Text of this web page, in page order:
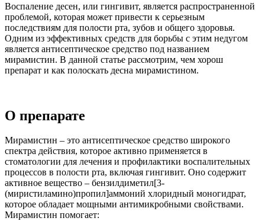
Воспаление десен, или гингивит, является распространенной
проблемой, которая может привести к серьезным
последствиям для полости рта, зубов и общего здоровья.
Одним из эффективных средств для борьбы с этим недугом
является антисептическое средство под названием
мирамистин. В данной статье рассмотрим, чем хорош
препарат и как полоскать десна мирамистином.
О препарате
Мирамистин – это антисептическое средство широкого
спектра действия, которое активно применяется в
стоматологии для лечения и профилактики воспалительных
процессов в полости рта, включая гингивит. Оно содержит
активное вещество – бензилдиметил[3-
(миристиламино)пропил]аммоний хлоридный моногидрат,
которое обладает мощными антимикробными свойствами.
Мирамистин помогает: